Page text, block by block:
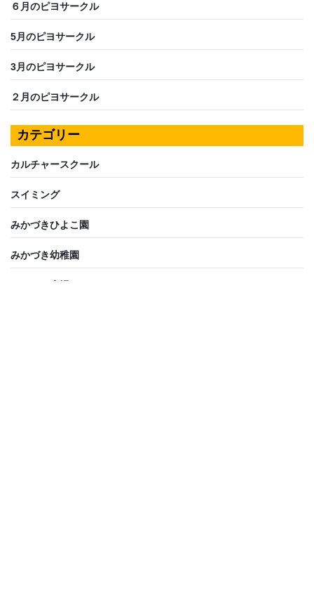
６月のピヨサークル
5月のピヨサークル
3月のピヨサークル
２月のピヨサークル
カテゴリー
カルチャースクール
スイミング
みかづきひよこ園
みかづき幼稚園